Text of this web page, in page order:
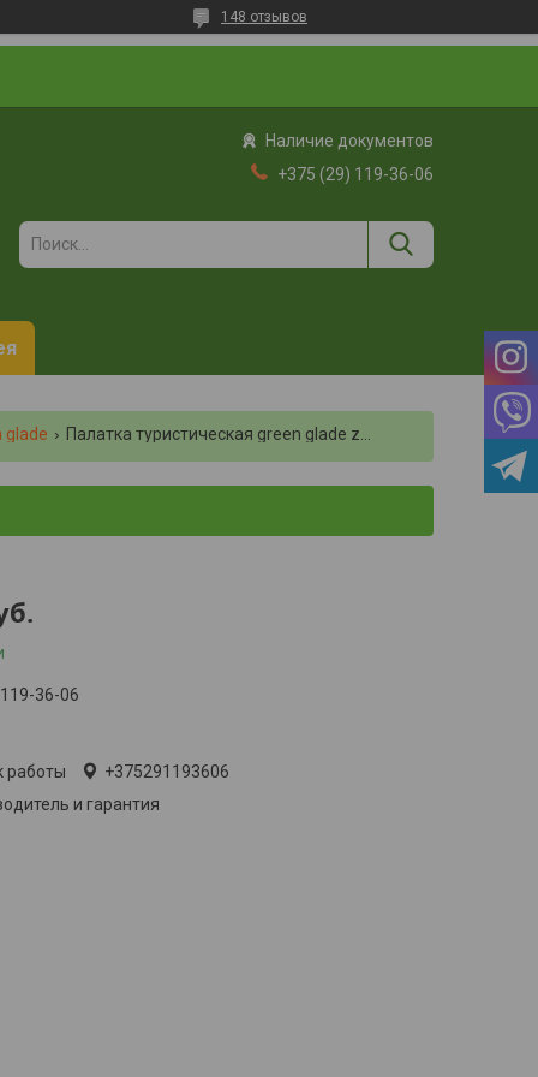
148 отзывов
Наличие документов
+375 (29) 119-36-06
glade
36-06
работы
+375291193606
и гарантия